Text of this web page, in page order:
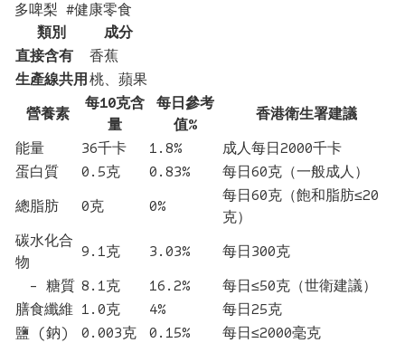
多啤梨 #健康零食
類別
成分
直接含有
香蕉
生產線共用 桃、蘋果
營養素
每10克含
量
每日參考
值%
香港衛生署建議
能量
36千卡 1.8%
成人每日2000千卡
蛋白質
0.5克 0.83%
每日60克（一般成人）
總脂肪
0克 0%
每日60克（飽和脂肪≤20
克）
碳水化合
物
9.1克 3.03%
每日300克
- 糖質 8.1克 16.2%
每日≤50克（世衛建議）
膳食纖維 1.0克 4%
每日25克
鹽 (鈉)
0.003克 0.15% 每日≤2000毫克